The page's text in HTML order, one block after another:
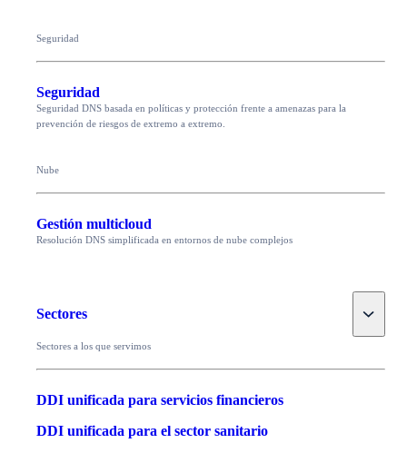
Seguridad
Seguridad
Seguridad DNS basada en políticas y protección frente a amenazas para la
prevención de riesgos de extremo a extremo.
Nube
Gestión multicloud
Resolución DNS simplificada en entornos de nube complejos
Sectores Toggle
Sectores a los que servimos
DDI unificada para servicios financieros
DDI unificada para el sector sanitario